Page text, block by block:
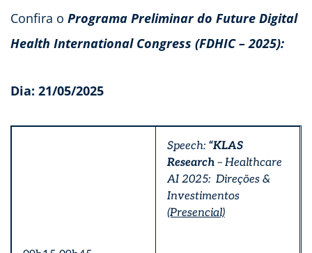
Confira o Programa Preliminar do Future Digital
Health International Congress (FDHIC – 2025):
Dia: 21/05/2025
Speech: “KLAS
Research – Healthcare
AI 2025: Direções &
Investimentos
(Presencial)